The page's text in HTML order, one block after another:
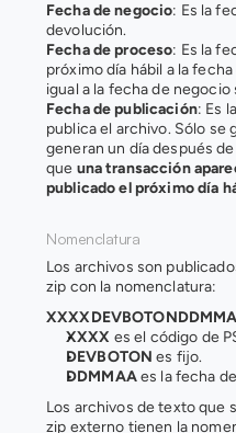
Fecha de negocio: Es la
devolución.
Fecha de proceso: Es la
próximo día hábil a la
igual a la fecha de
Fecha de publicación: Es
publica el archivo. Sólo se
generan un día después
que una transacción
publicado el próximo día
Nomenclatura
Los archivos son
zip con la nomenclatura:
XXXX es el código de
DEVBOTON es fijo.
DDMMAA es la fecha
Los archivos de texto que
zip externo tienen la